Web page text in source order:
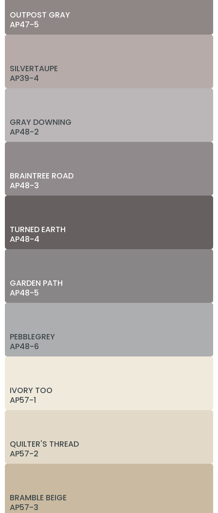
OUTPOST GRAY
AP47-5
SILVERTAUPE
AP39-4
GRAY DOWNING
AP48-2
BRAINTREE ROAD
AP48-3
TURNED EARTH
AP48-4
GARDEN PATH
AP48-5
PEBBLEGREY
AP48-6
IVORY TOO
AP57-1
QUILTER'S THREAD
AP57-2
BRAMBLE BEIGE
AP57-3